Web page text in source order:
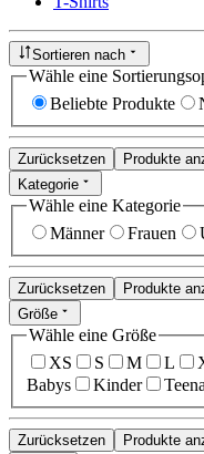
Sortieren nach
Wähle eine
Beliebte Produkte
Zurücksetzen
Produkte
Kategorie
Wähle eine Kategorie
Männer
Frauen
Zurücksetzen
Produkte
Größe
Wähle eine Größe
XS
S M L
Babys
Kinder
Zurücksetzen
Produkte